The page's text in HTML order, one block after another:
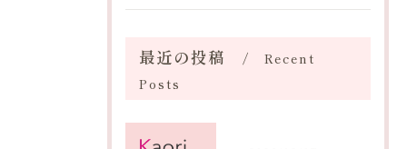
最近の投稿
Recent
Posts